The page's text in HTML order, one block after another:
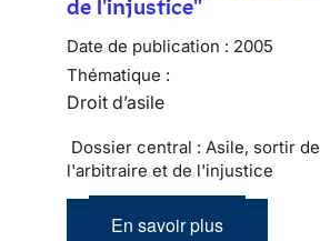
de l'injustice"
Date de publication : 2005
Thématique :
Droit d’asile
Dossier central : Asile, sortir de
l'arbitraire et de l'injustice
En savoir plus